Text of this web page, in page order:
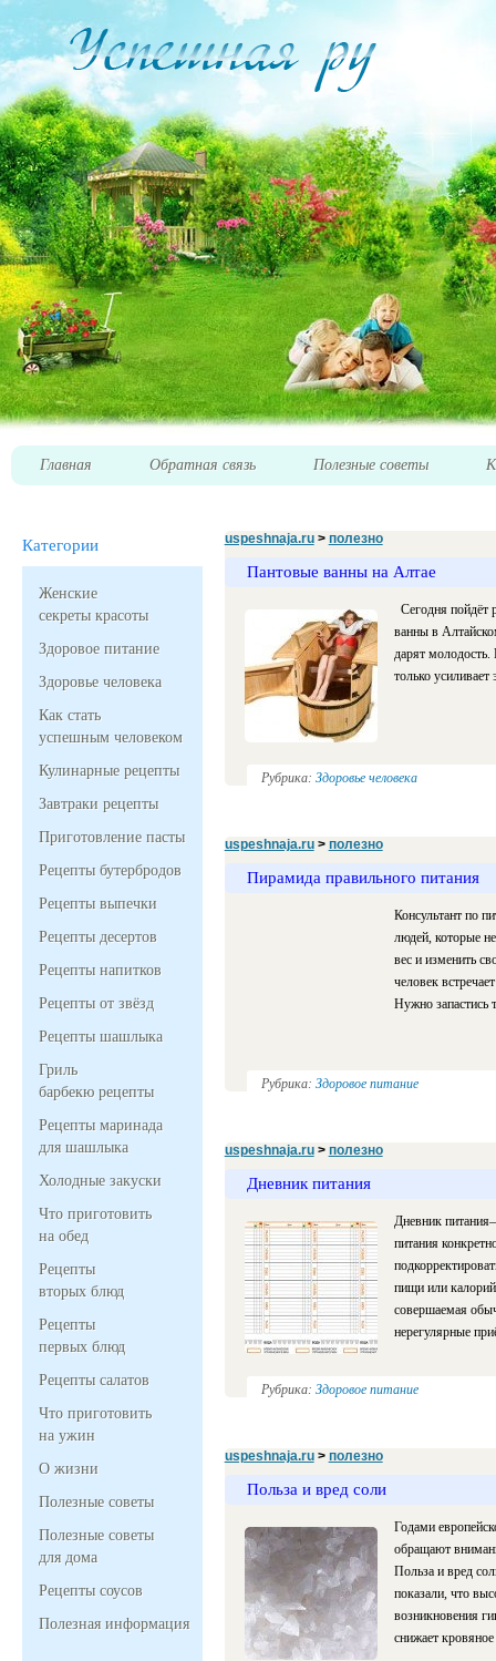
Главная Обратная связь Полезные советы
Категории
Женские
секреты красоты
Здоровое питание
Здоровье человека
Как стать
успешным человеком
Кулинарные рецепты
Завтраки рецепты
Приготовление пасты
Рецепты бутербродов
Рецепты выпечки
Рецепты десертов
Рецепты напитков
Рецепты от звёзд
Рецепты шашлыка
Гриль
барбекю рецепты
Рецепты маринада
для шашлыка
Холодные закуски
Что приготовить
на обед
Рецепты
вторых блюд
Рецепты
первых блюд
Рецепты салатов
Что приготовить
на ужин
О жизни
Полезные советы
Полезные советы
для дома
Рецепты соусов
Полезная информация
uspeshnaja.ru> полезно
Пантовые ванны на Алтае
Сегодня пойдёт
ванны в
дарят
только усиливает
Рубрика: Здоровье человека
uspeshnaja.ru> полезно
Пирамида правильного питания
Консультант по
людей, которые
вес и изменить
человек
Нужно запастись
Рубрика: Здоровое питание
uspeshnaja.ru> полезно
Дневник питания
Дневник
питания
пищи или
совершаемая
нерегулярные
Рубрика: Здоровое питание
uspeshnaja.ru> полезно
Польза и вред соли
Годами
обращают
Польза и вред
показали, что
возникновения
снижает